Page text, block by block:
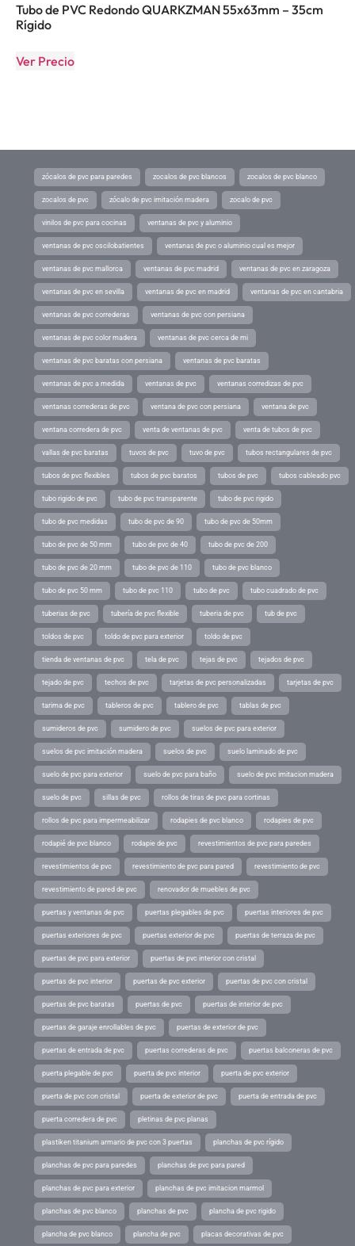
Tubo de PVC Redondo QUARKZMAN 55x63mm – 35cm
Rígido
Ver Precio
zócalos de pvc para paredes zocalos de pvc blancos zocalos de pvc blanco
zocalos de pvc zócalo de pvc imitación madera zocalo de pvc
vinilos de pvc para cocinas ventanas de pvc y aluminio
ventanas de pvc oscilobatientes ventanas de pvc o aluminio cual es mejor
ventanas de pvc mallorca ventanas de pvc madrid ventanas de pvc en zaragoza
ventanas de pvc en sevilla ventanas de pvc en madrid ventanas de pvc en cantabria
ventanas de pvc correderas ventanas de pvc con persiana
ventanas de pvc color madera ventanas de pvc cerca de mi
ventanas de pvc baratas con persiana ventanas de pvc baratas
ventanas de pvc a medida ventanas de pvc ventanas corredizas de pvc
ventanas correderas de pvc ventana de pvc con persiana ventana de pvc
ventana corredera de pvc venta de ventanas de pvc venta de tubos de pvc
vallas de pvc baratas tuvos de pvc tuvo de pvc tubos rectangulares de pvc
tubos de pvc flexibles tubos de pvc baratos tubos de pvc tubos cableado pvc
tubo rigido de pvc tubo de pvc transparente tubo de pvc rigido
tubo de pvc medidas tubo de pvc de 90 tubo de pvc de 50mm
tubo de pvc de 50 mm tubo de pvc de 40 tubo de pvc de 200
tubo de pvc de 20 mm tubo de pvc de 110 tubo de pvc blanco
tubo de pvc 50 mm tubo de pvc 110 tubo de pvc tubo cuadrado de pvc
tuberias de pvc tubería de pvc flexible tuberia de pvc tub de pvc
toldos de pvc toldo de pvc para exterior toldo de pvc
tienda de ventanas de pvc tela de pvc tejas de pvc tejados de pvc
tejado de pvc techos de pvc tarjetas de pvc personalizadas tarjetas de pvc
tarima de pvc tableros de pvc tablero de pvc tablas de pvc
sumideros de pvc sumidero de pvc suelos de pvc para exterior
suelos de pvc imitación madera suelos de pvc suelo laminado de pvc
suelo de pvc para exterior suelo de pvc para baño suelo de pvc imitacion madera
suelo de pvc sillas de pvc rollos de tiras de pvc para cortinas
rollos de pvc para impermeabilizar rodapies de pvc blanco rodapies de pvc
rodapié de pvc blanco rodapie de pvc revestimientos de pvc para paredes
revestimientos de pvc revestimiento de pvc para pared revestimiento de pvc
revestimiento de pared de pvc renovador de muebles de pvc
puertas y ventanas de pvc puertas plegables de pvc puertas interiores de pvc
puertas exteriores de pvc puertas exterior de pvc puertas de terraza de pvc
puertas de pvc para exterior puertas de pvc interior con cristal
puertas de pvc interior puertas de pvc exterior puertas de pvc con cristal
puertas de pvc baratas puertas de pvc puertas de interior de pvc
puertas de garaje enrollables de pvc puertas de exterior de pvc
puertas de entrada de pvc puertas correderas de pvc puertas balconeras de pvc
puerta plegable de pvc puerta de pvc interior puerta de pvc exterior
puerta de pvc con cristal puerta de exterior de pvc puerta de entrada de pvc
puerta corredera de pvc pletinas de pvc planas
plastiken titanium armario de pvc con 3 puertas planchas de pvc rígido
planchas de pvc para paredes planchas de pvc para pared
planchas de pvc para exterior planchas de pvc imitacion marmol
planchas de pvc blanco planchas de pvc plancha de pvc rigido
plancha de pvc blanco plancha de pvc placas decorativas de pvc